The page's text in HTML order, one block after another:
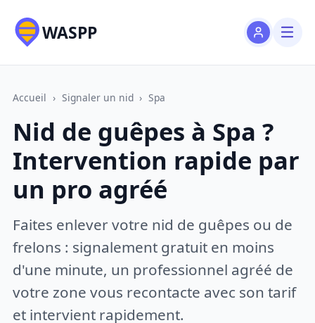
WASPP
Accueil › Signaler un nid › Spa
Nid de guêpes à Spa ?
Intervention rapide par
un pro agréé
Faites enlever votre nid de guêpes ou de
frelons : signalement gratuit en moins
d'une minute, un professionnel agréé de
votre zone vous recontacte avec son tarif
et intervient rapidement.